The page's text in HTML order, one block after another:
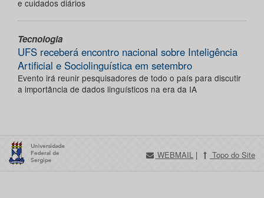
e cuidados diários
Tecnologia
UFS receberá encontro nacional sobre Inteligência
Artificial e Sociolinguística em setembro
Evento irá reunir pesquisadores de todo o país para discutir
a importância de dados linguísticos na era da IA
WEBMAIL | Topo do Site